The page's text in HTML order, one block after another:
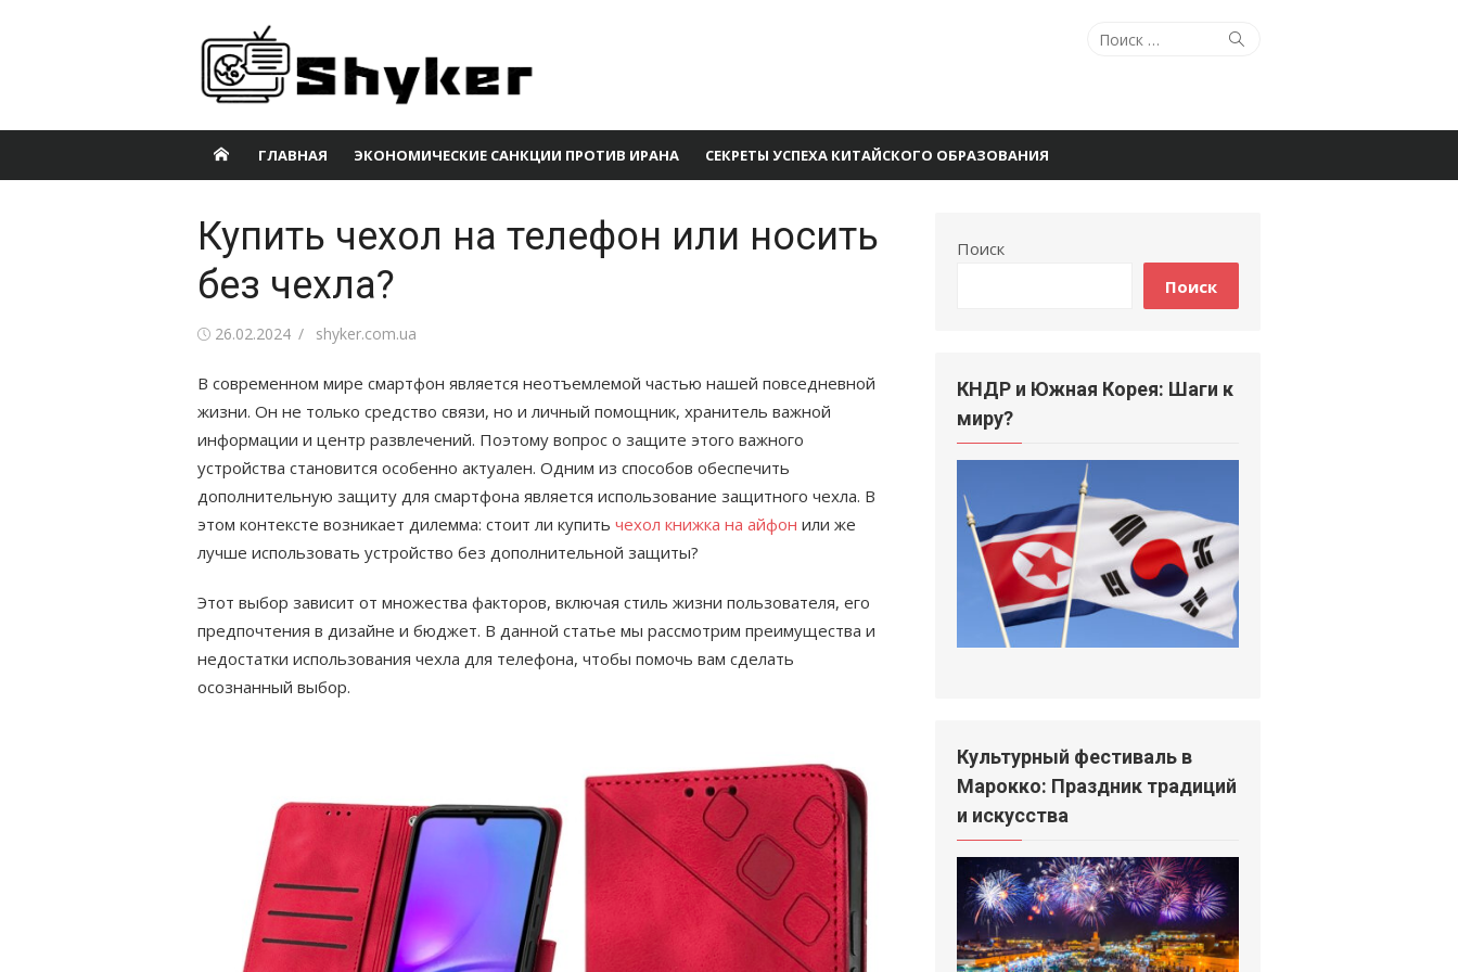
Поиск
Поиск
ГЛАВНАЯ ЭКОНОМИЧЕСКИЕ САНКЦИИ ПРОТИВ ИРАНА СЕКРЕТЫ УСПЕХА КИТАЙСКОГО ОБРАЗОВАНИЯ
Купить чехол на телефон или носить
без чехла?
Опубликовано
26.02.2024 Автор
shyker.com.ua
В современном мире смартфон является неотъемлемой частью нашей повседневной
жизни. Он не только средство связи, но и личный помощник, хранитель важной
информации и центр развлечений. Поэтому вопрос о защите этого важного
устройства становится особенно актуален. Одним из способов обеспечить
дополнительную защиту для смартфона является использование защитного чехла. В
этом контексте возникает дилемма: стоит ли купить чехол книжка на айфон или же
лучше использовать устройство без дополнительной защиты?
Этот выбор зависит от множества факторов, включая стиль жизни пользователя, его
предпочтения в дизайне и бюджет. В данной статье мы рассмотрим преимущества и
недостатки использования чехла для телефона, чтобы помочь вам сделать
осознанный выбор.
Поиск
Поиск
КНДР и Южная Корея: Шаги к
миру?
Культурный фестиваль в
Марокко: Праздник традиций
и искусства